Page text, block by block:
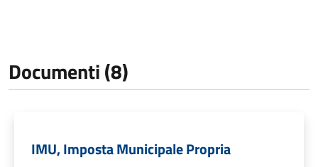
Documenti (8)
IMU, Imposta Municipale Propria